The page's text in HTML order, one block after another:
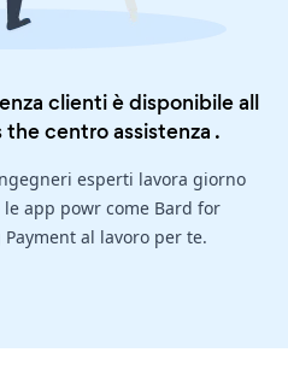
clienti è disponibile all
thecentro assistenza .
esperti lavora giorno
app powr come Bard for
al lavoro per te.